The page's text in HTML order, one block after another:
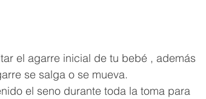
el agarre inicial de tu bebé , además
se salga o se mueva.
el seno durante toda la toma para